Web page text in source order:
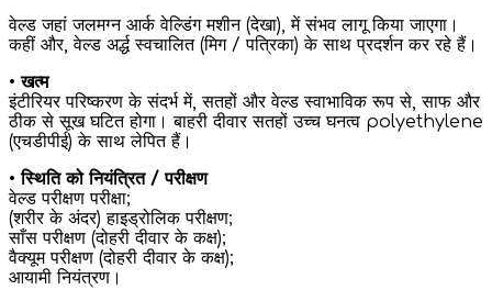
वेल्ड जहां जलमग्न आर्क वेल्डिंग मशीन (देखा), में संभव लागू किया जाएगा।
कहीं और, वेल्ड अर्द्ध स्वचालित (मिग / पत्रिका) के साथ प्रदर्शन कर रहे हैं।
•खत्म
इंटीरियर परिष्करण के संदर्भ में, सतहों और वेल्ड स्वाभाविक रूप से, साफ और
ठीक से सूख घटित होगा। बाहरी दीवार सतहों उच्च घनत्व polyethylene
(एचडीपीई) के साथ लेपित हैं।
•स्थिति को नियंत्रित / परीक्षण
वेल्ड परीक्षण परीक्षा;
(शरीर के अंदर) हाइड्रोलिक परीक्षण;
साँस परीक्षण (दोहरी दीवार के कक्ष);
वैक्यूम परीक्षण (दोहरी दीवार के कक्ष);
आयामी नियंत्रण।